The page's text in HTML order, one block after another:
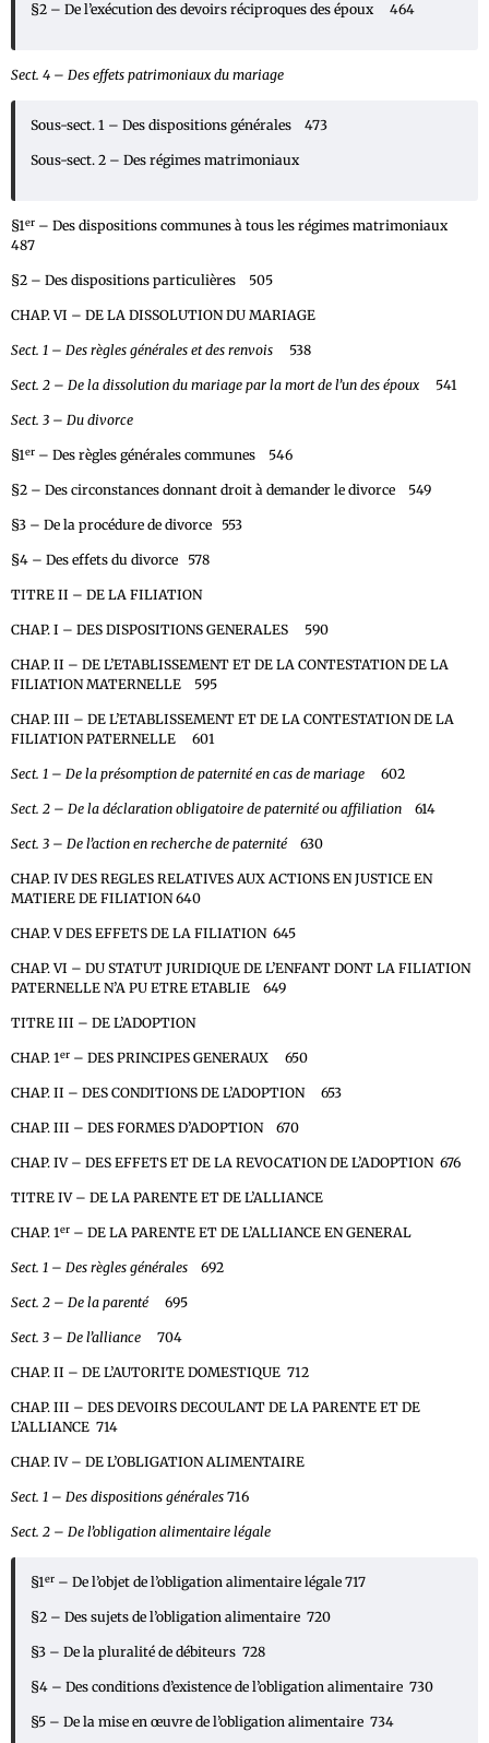
§2 – De l’exécution des devoirs réciproques des époux 464
Sect. 4 – Des effets patrimoniaux du mariage
Sous-sect. 1 – Des dispositions générales 473
Sous-sect. 2 – Des régimes matrimoniaux
§1er – Des dispositions communes à tous les régimes matrimoniaux
487
§2 – Des dispositions particulières 505
CHAP. VI – DE LA DISSOLUTION DU MARIAGE
Sect. 1 – Des règles générales et des renvois 538
Sect. 2 – De la dissolution du mariage par la mort de l’un des époux 541
Sect. 3 – Du divorce
§1er – Des règles générales communes 546
§2 – Des circonstances donnant droit à demander le divorce 549
§3 – De la procédure de divorce 553
§4 – Des effets du divorce 578
TITRE II – DE LA FILIATION
CHAP. I – DES DISPOSITIONS GENERALES 590
CHAP. II – DE L’ETABLISSEMENT ET DE LA CONTESTATION DE LA
FILIATION MATERNELLE 595
CHAP. III – DE L’ETABLISSEMENT ET DE LA CONTESTATION DE LA
FILIATION PATERNELLE 601
Sect. 1 – De la présomption de paternité en cas de mariage 602
Sect. 2 – De la déclaration obligatoire de paternité ou affiliation 614
Sect. 3 – De l’action en recherche de paternité 630
CHAP. IV DES REGLES RELATIVES AUX ACTIONS EN JUSTICE EN
MATIERE DE FILIATION 640
CHAP. V DES EFFETS DE LA FILIATION 645
CHAP. VI – DU STATUT JURIDIQUE DE L’ENFANT DONT LA FILIATION
PATERNELLE N’A PU ETRE ETABLIE 649
TITRE III – DE L’ADOPTION
CHAP. 1er – DES PRINCIPES GENERAUX 650
CHAP. II – DES CONDITIONS DE L’ADOPTION 653
CHAP. III – DES FORMES D’ADOPTION 670
CHAP. IV – DES EFFETS ET DE LA REVOCATION DE L’ADOPTION 676
TITRE IV – DE LA PARENTE ET DE L’ALLIANCE
CHAP. 1er – DE LA PARENTE ET DE L’ALLIANCE EN GENERAL
Sect. 1 – Des règles générales 692
Sect. 2 – De la parenté 695
Sect. 3 – De l’alliance 704
CHAP. II – DE L’AUTORITE DOMESTIQUE 712
CHAP. III – DES DEVOIRS DECOULANT DE LA PARENTE ET DE
L’ALLIANCE 714
CHAP. IV – DE L’OBLIGATION ALIMENTAIRE
Sect. 1 – Des dispositions générales 716
Sect. 2 – De l’obligation alimentaire légale
§1er – De l’objet de l’obligation alimentaire légale 717
§2 – Des sujets de l’obligation alimentaire 720
§3 – De la pluralité de débiteurs 728
§4 – Des conditions d’existence de l’obligation alimentaire 730
§5 – De la mise en œuvre de l’obligation alimentaire 734